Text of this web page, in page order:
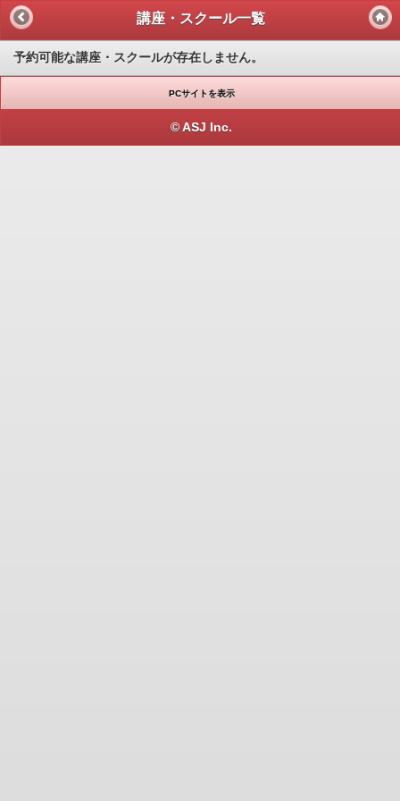
講座・スクール一覧
予約可能な講座・スクールが存在しません。
PCサイトを表示
© ASJ Inc.